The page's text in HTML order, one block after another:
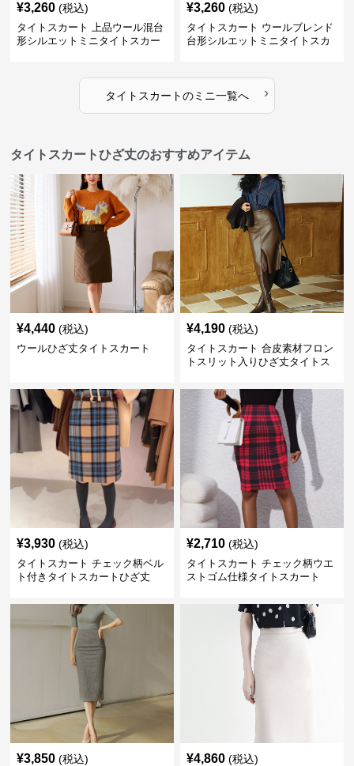
¥3,260 (税込)
タイトスカート 上品ウール混台
形シルエットミニタイトスカー
¥3,260 (税込)
タイトスカート ウールブレンド
台形シルエットミニタイトスカ
タイトスカートのミニ一覧へ ›
タイトスカートひざ丈のおすすめアイテム
¥4,440 (税込)
ウールひざ丈タイトスカート
¥4,190 (税込)
タイトスカート 合皮素材フロン
トスリット入りひざ丈タイトス
¥3,930 (税込)
タイトスカート チェック柄ベル
ト付きタイトスカートひざ丈
¥2,710 (税込)
タイトスカート チェック柄ウエ
ストゴム仕様タイトスカート
¥3,850 (税込) ¥4,860 (税込)